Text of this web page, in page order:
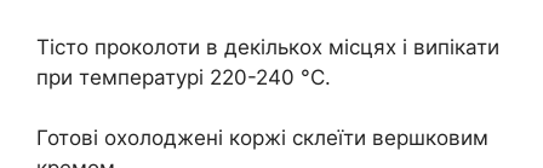
Тісто проколоти в декількох місцях і випікати
при температурі 220-240 °C.
Готові охолоджені коржі склеїти вершковим